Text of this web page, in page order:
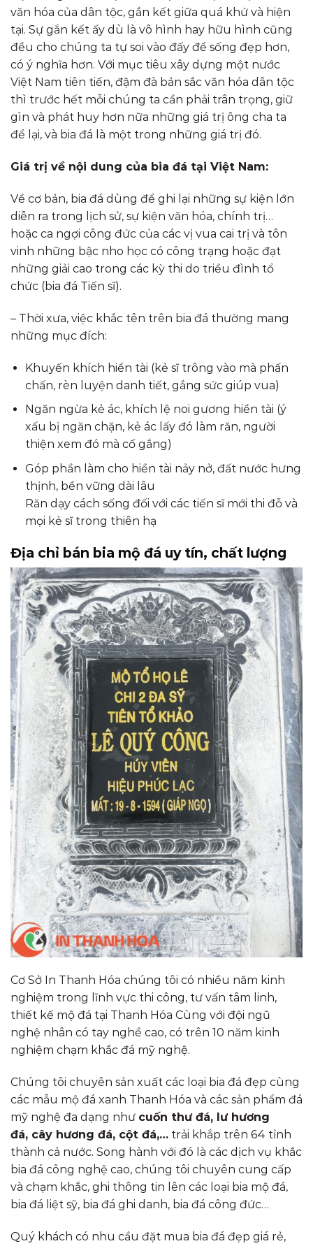
văn hóa của dân tộc, gắn kết giữa quá khứ và hiện
tại. Sự gắn kết ấy dù là vô hình hay hữu hình cũng
đều cho chúng ta tự soi vào đấy để sống đẹp hơn,
có ý nghĩa hơn. Với mục tiêu xây dựng một nước
Việt Nam tiên tiến, đậm đà bản sắc văn hóa dân tộc
thì trước hết mỗi chúng ta cần phải trân trọng, giữ
gìn và phát huy hơn nữa những giá trị ông cha ta
để lại, và bia đá là một trong những giá trị đó.
Giá trị về nội dung của bia đá tại Việt Nam:
Về cơ bản, bia đá dùng để ghi lại những sự kiện lớn
diễn ra trong lịch sử, sự kiện văn hóa, chính trị…
hoặc ca ngợi công đức của các vị vua cai trị và tôn
vinh những bậc nho học có công trạng hoặc đạt
những giải cao trong các kỳ thi do triều đình tổ
chức (bia đá Tiến sĩ).
– Thời xưa, việc khắc tên trên bia đá thường mang
những mục đích:
Khuyến khích hiền tài (kẻ sĩ trông vào mà phấn
chấn, rèn luyện danh tiết, gắng sức giúp vua)
Ngăn ngừa kẻ ác, khích lệ noi gương hiền tài (ý
xấu bị ngăn chặn, kẻ ác lấy đó làm răn, người
thiện xem đó mà cố gắng)
Góp phần làm cho hiền tài nảy nở, đất nước hưng
thịnh, bền vững dài lâu
Răn dạy cách sống đối với các tiến sĩ mới thi đỗ và
mọi kẻ sĩ trong thiên hạ
Địa chỉ bán bia mộ đá uy tín, chất lượng
Cơ Sở In Thanh Hóa chúng tôi có nhiều năm kinh
nghiệm trong lĩnh vực thi công, tư vấn tâm linh,
thiết kế mộ đá tại Thanh Hóa Cùng với đội ngũ
nghệ nhân có tay nghề cao, có trên 10 năm kinh
nghiệm chạm khắc đá mỹ nghệ.
Chúng tôi chuyên sản xuất các loại bia đá đẹp cùng
các mẫu mộ đá xanh Thanh Hóa và các sản phẩm đá
mỹ nghệ đa dạng như cuốn thư đá, lư hương
đá, cây hương đá, cột đá,… trải khắp trên 64 tỉnh
thành cả nước. Song hành với đó là các dịch vụ khắc
bia đá công nghệ cao, chúng tôi chuyên cung cấp
và chạm khắc, ghi thông tin lên các loại bia mộ đá,
bia đá liệt sỹ, bia đá ghi danh, bia đá công đức…
Quý khách có nhu cầu đặt mua bia đá đẹp giá rẻ,